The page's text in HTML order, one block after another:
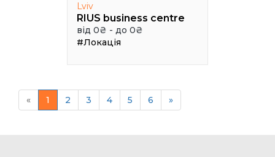
Lviv
RIUS business centre
від 0₴ - до 0₴
#Локація
« 1 2 3 4 5 6 »